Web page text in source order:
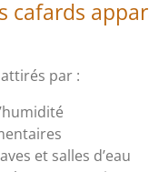
cafards
par :
et salles d’eau